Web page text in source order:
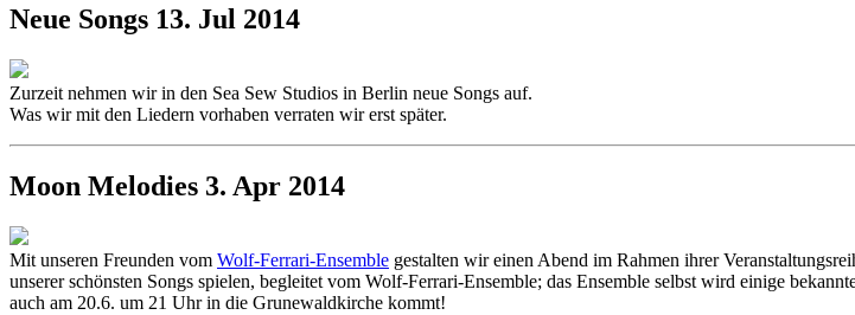
Neue Songs 13. Jul 2014
Zurzeit nehmen wir in den Sea Sew Studios in Berlin neue Songs auf.
Was wir mit den Liedern vorhaben verraten wir erst später.
Moon Melodies 3. Apr 2014
Mit unseren Freunden vom Wolf-Ferrari-Ensemble gestalten wir einen Abend im Rahmen ihrer
unserer schönsten Songs spielen, begleitet vom Wolf-Ferrari-Ensemble; das Ensemble selbst wird einige
auch am 20.6. um 21 Uhr in die Grunewaldkirche kommt!